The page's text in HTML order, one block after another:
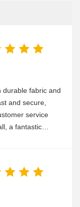
durable fabric and
and secure,
service
a fantastic